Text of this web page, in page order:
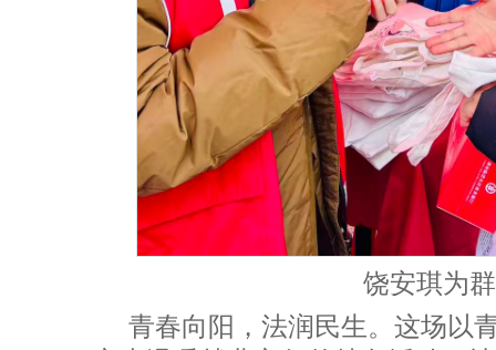
饶安琪为
青春向阳，法润民生。这场以